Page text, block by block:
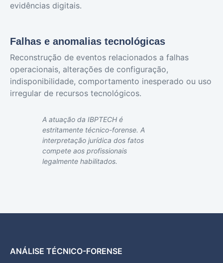
evidências digitais.
Falhas e anomalias tecnológicas
Reconstrução de eventos relacionados a falhas
operacionais, alterações de configuração,
indisponibilidade, comportamento inesperado ou uso
irregular de recursos tecnológicos.
A atuação da IBPTECH é
estritamente técnico-forense. A
interpretação jurídica dos fatos
compete aos profissionais
legalmente habilitados.
ANÁLISE TÉCNICO-FORENSE